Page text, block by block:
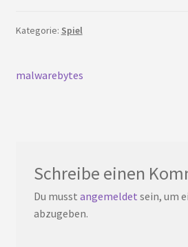
Kategorie: Spiel
Beitrags-
Vorherigen
malwarebytes
Schreibe einen
Du musst angemeldet sein, um
abzugeben.